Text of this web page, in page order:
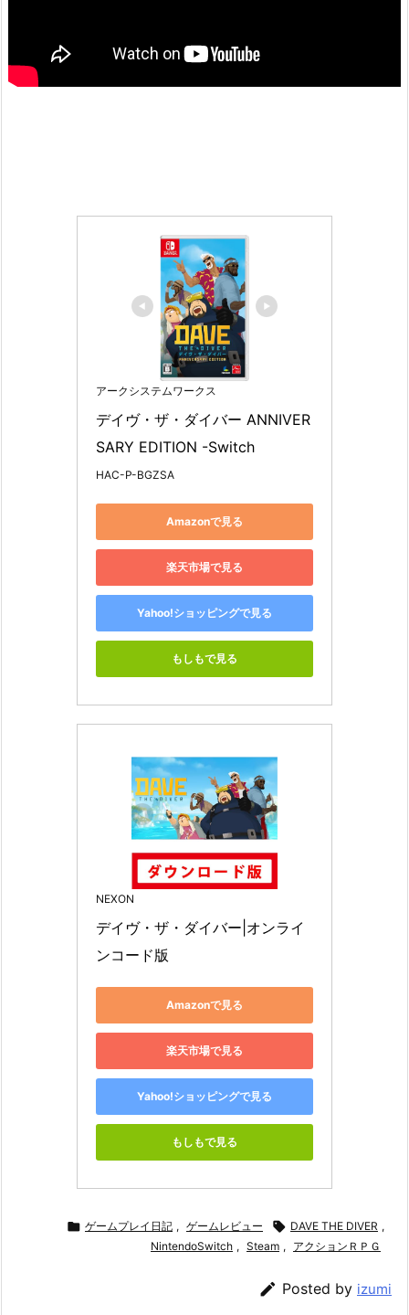
アークシステムワークス
デイヴ・ザ・ダイバー ANNIVER
SARY EDITION -Switch
HAC-P-BGZSA
Amazonで見る
楽天市場で見る
Yahoo!ショッピングで見る
もしもで見る
NEXON
デイヴ・ザ・ダイバー|オンライ
ンコード版
Amazonで見る
楽天市場で見る
Yahoo!ショッピングで見る
もしもで見る
 ゲームプレイ日記 , ゲームレビュー  DAVE THE DIVER ,
NintendoSwitch , Steam , アクションＲＰＧ
 Posted by izumi